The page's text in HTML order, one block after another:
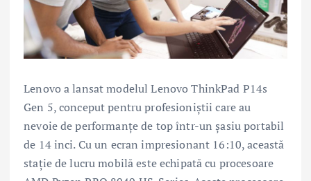
Lenovo a lansat modelul Lenovo ThinkPad P14s
Gen 5, conceput pentru profesioniștii care au
nevoie de performanțe de top într-un șasiu portabil
de 14 inci. Cu un ecran impresionant 16:10, această
stație de lucru mobilă este echipată cu procesoare